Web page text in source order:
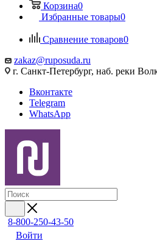
Корзина0
Избранные товары0
Сравнение товаров0
zakaz@ruposuda.ru
г. Санкт-Петербург, наб. реки
Вконтакте
Telegram
WhatsApp
8-800-250-43-50
Войти